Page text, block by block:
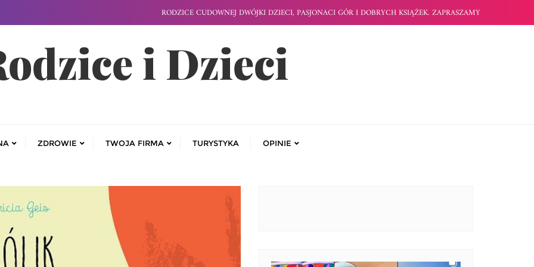
RODZICE CUDOWNEJ DWÓJKI DZIECI, PASJONACI GÓR I DOBRYCH KSIĄŻEK. ZAPRASZAMY
i Dzieci
ZDROWIE TWOJA FIRMA TURYSTYKA OPINIE